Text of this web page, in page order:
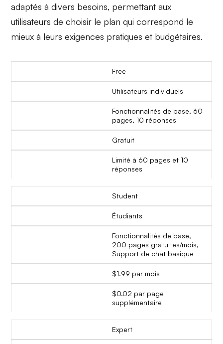
adaptés à divers besoins, permettant aux
utilisateurs de choisir le plan qui correspond le
mieux à leurs exigences pratiques et budgétaires.
Free
Utilisateurs individuels
Fonctionnalités de base, 60
pages, 10 réponses
Gratuit
Limité à 60 pages et 10
réponses
Student
Étudiants
Fonctionnalités de base,
200 pages gratuites/mois,
Support de chat basique
$1.99 par mois
$0.02 par page
supplémentaire
Expert